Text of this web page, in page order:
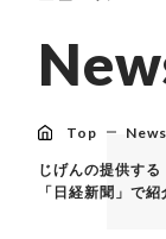
New
Top News
じげんの提供す
「日経新聞」で紹